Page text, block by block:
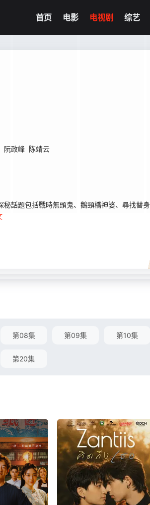
首页 电影 电视剧 综艺
阮政峰 陈靖云
秘話題包括戰時無頭鬼、鵝頸橋神婆、尋找替身
第08集 第09集 第10集
第20集